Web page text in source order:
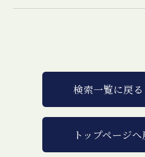
検索一覧に戻る
トップページへ